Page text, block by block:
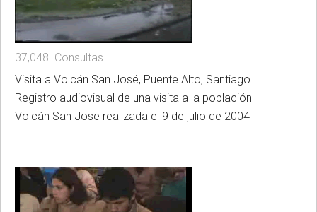
37,048 Consultas
Visita a Volcán San José, Puente Alto, Santiago.
Registro audiovisual de una visita a la población
Volcán San Jose realizada el 9 de julio de 2004